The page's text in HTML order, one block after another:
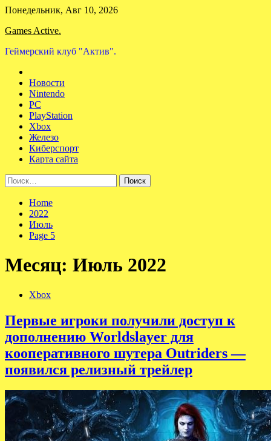
Skip
content
Понедельник, Авг 10, 2026
Games Active.
Геймерский клуб "Актив".
Новости
Nintendo
PC
PlayStation
Xbox
Железо
Киберспорт
Карта сайта
Найти:
Home
2022
Июль
Page 5
Месяц: Июль 2022
Xbox
Первые игроки получили доступ к
дополнению Worldslayer для
кооперативного шутера Outriders —
появился релизный трейлер